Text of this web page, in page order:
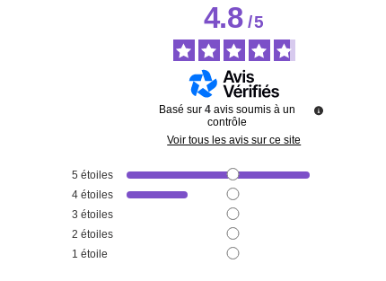
4.8/5
Basé sur 4 avis soumis à un
contrôle
Voir tous les avis sur ce site
5 étoiles
4 étoiles
3 étoiles
2 étoiles
1 étoile